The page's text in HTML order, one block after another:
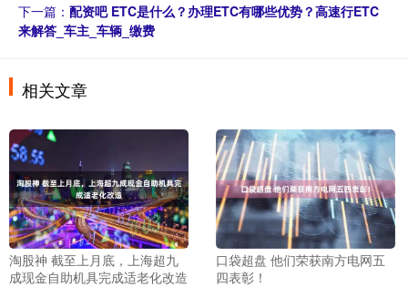
下一篇： 配资吧 ETC是什么？办理ETC有哪些优势？高速行ETC
来解答_车主_车辆_缴费
相关文章
淘股神 截至上月底，上海超九
成现金自助机具完成适老化改造
口袋超盘 他们荣获南方电网五
四表彰！